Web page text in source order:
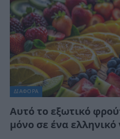
ΔΙΆΦΟΡΑ
Αυτό το εξωτικό
μόνο σε ένα ελληνικό